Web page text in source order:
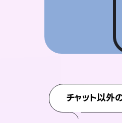
チャット以外